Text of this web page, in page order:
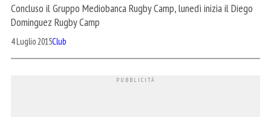
Concluso il Gruppo Mediobanca Rugby Camp, lunedì inizia il Diego
Dominguez Rugby Camp
4 Luglio 2015Club